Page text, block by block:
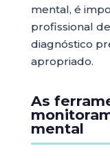
mental, é
profissional
diagnóstico
apropriado.
As
mental